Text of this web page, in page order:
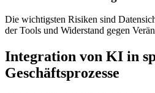
Die wichtigsten Risiken sind
der Tools und Widerstand gegen
Integration von KI in
Geschäftsprozesse